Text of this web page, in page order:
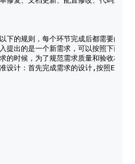
下的规则，每个环节完成后都需要由
提出的是一个新需求，可以按照下面
的时候，为了规范需求质量和验收标
设计：首先完成需求的设计,按照EARS